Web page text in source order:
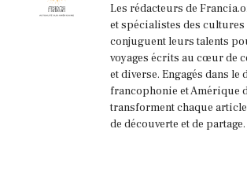
Les rédacteurs de
et spécialistes des
conjuguent leurs talents
voyages écrits au cœur de
et diverse. Engagés dans le
francophonie et Amérique
transforment chaque
de découverte et de partage.